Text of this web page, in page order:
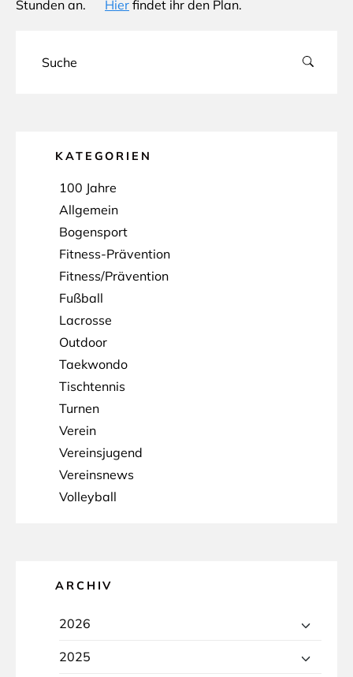
Stunden an.
Hier findet ihr den Plan.
KATEGORIEN
100 Jahre
Allgemein
Bogensport
Fitness-Prävention
Fitness/Prävention
Fußball
Lacrosse
Outdoor
Taekwondo
Tischtennis
Turnen
Verein
Vereinsjugend
Vereinsnews
Volleyball
ARCHIV
2026
2025